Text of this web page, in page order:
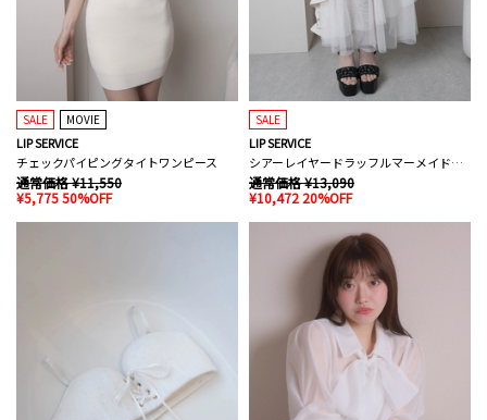
SALE MOVIE
LIP SERVICE
チェックパイピングタイトワンピース
通常価格 ¥11,550
¥5,775 50%OFF
SALE
LIP SERVICE
シアーレイヤードラッフルマーメイドスカート
通常価格 ¥13,090
¥10,472 20%OFF